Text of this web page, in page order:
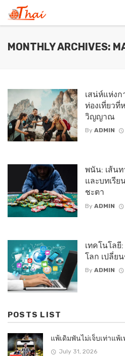
MONTHLY ARCHIVES:
เสน่ห์แห่งก
ท่องเที่ยว
วิญญาณ
By ADMIN
พนัน: เส้นท
และบทเรี
ชะตา
By ADMIN
เทคโนโล
โลก เปลี่ย
By ADMIN
POSTS LIST
แพ้เดิมพันไม่เจ็บเท่าแพ้
July 31, 2026